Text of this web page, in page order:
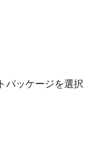
パッケージを選択